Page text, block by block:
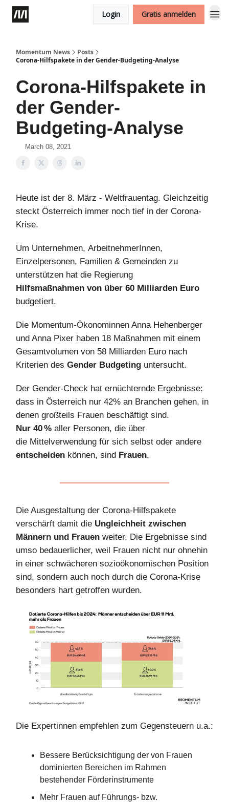
Login Gratis anmelden
Momentum News
Posts
Corona-Hilfspakete in der Gender-Budgeting-Analyse
Corona-Hilfspakete in
der Gender-
Budgeting-Analyse
March 08, 2021
Heute ist der 8. März - Weltfrauentag. Gleichzeitig
steckt Österreich immer noch tief in der Corona-
Krise.
Um Unternehmen, ArbeitnehmerInnen,
Einzelpersonen, Familien & Gemeinden zu
unterstützen hat die Regierung
Hilfsmaßnahmen von über 60 Milliarden Euro
budgetiert.
Die Momentum-Ökonominnen Anna Hehenberger
und Anna Pixer haben 18 Maßnahmen mit einem
Gesamtvolumen von 58 Milliarden Euro nach
Kriterien des Gender Budgeting untersucht.
Der Gender-Check hat ernüchternde Ergebnisse:
dass in Österreich nur 42% an Branchen gehen, in
denen großteils Frauen beschäftigt sind.
Nur 40 % aller Personen, die über
die Mittelverwendung für sich selbst oder andere
entscheiden können, sind Frauen.
Die Ausgestaltung der Corona-Hilfspakete
verschärft damit die Ungleichheit zwischen
Männern und Frauen weiter. Die Ergebnisse sind
umso bedauerlicher, weil Frauen nicht nur ohnehin
in einer schwächeren sozioökonomischen Position
sind, sondern auch noch durch die Corona-Krise
besonders hart getroffen wurden.
Die Expertinnen empfehlen zum Gegensteuern u.a.:
Bessere Berücksichtigung der von Frauen
dominierten Bereichen im Rahmen
bestehender Förderinstrumente
Mehr Frauen auf Führungs- bzw.